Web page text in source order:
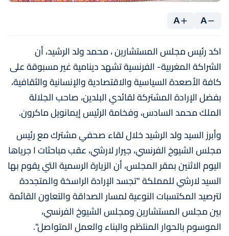
A
A
اكد رئيس مجلس المستشارين ، محمد ولد الرشيد، أن
الشراكة المغربية- الفرنسية تشهد دينامية غير مسبوقة على
كافة الأصعدة السياسية والاقتصادية والإنسانية والثقافية،
بفضل الإرادة المشتركة لقائدي البلدين، صاحب الجلالة
الملك محمد السادس، وفخامة الرئيس إيمانويل ماكرون.
وأبرز السيد ولد الرشيد خلال لقاء صحفي مشترك مع رئيس
مجلس الشيوخ الفرنسي، جيرار لارشي، عقب مباحثات ا جرياها
اليوم الاثنين بمقر المجلس، أن الزيارة الرسمية التي يقوم بها
السيد لارشي للمملكة "تجسد الإرادة الراسخة والمتجددة
لترصيد المكتسبات النوعية لمسار الصداقة والتعاون القائمة
بين مجلس المستشارين ومجلس الشيوخ الفرنسي،
الموسوم بالحوار المنتظم والبناء والعمل المتواصل".